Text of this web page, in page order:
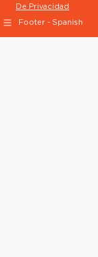
De Privacidad
Footer - Spanish